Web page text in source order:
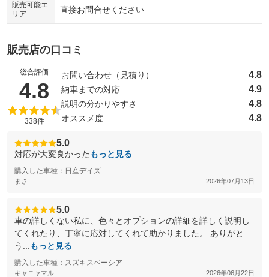
販売可能エ
リア
直接お問合せください
販売店の口コミ
総合評価
4.8 （5点満点中）
338件
お問い合わせ（見積り） 4.8
納車までの対応 4.9
説明の分かりやすさ 4.8
オススメ度 4.8
5.0
対応が大変良かった もっと見る
購入した車種：日産デイズ
まさ 2026年07月13日
5.0
車の詳しくない私に、色々とオプションの詳細を詳しく説明し
てくれたり、丁寧に応対してくれて助かりました。 ありがと
う...
もっと見る
購入した車種：スズキスペーシア
キャニャマル 2026年06月22日